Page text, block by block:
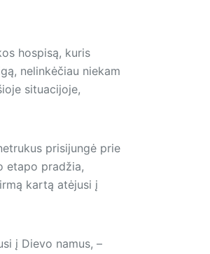
hospisą, kuris
nelinkėčiau niekam
situacijoje,
prisijungė prie
etapo pradžia,
kartą atėjusi į
į Dievo namus, –